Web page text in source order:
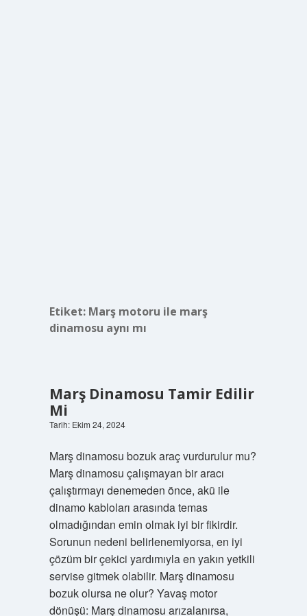
Etiket: Marş motoru ile marş
dinamosu aynı mı
Marş Dinamosu Tamir Edilir
Mi
Tarih: Ekim 24, 2024
Marş dinamosu bozuk araç vurdurulur mu?
Marş dinamosu çalışmayan bir aracı
çalıştırmayı denemeden önce, akü ile
dinamo kabloları arasında temas
olmadığından emin olmak iyi bir fikirdir.
Sorunun nedeni belirlenemiyorsa, en iyi
çözüm bir çekici yardımıyla en yakın yetkili
servise gitmek olabilir. Marş dinamosu
bozuk olursa ne olur? Yavaş motor
dönüşü: Marş dinamosu arızalanırsa,